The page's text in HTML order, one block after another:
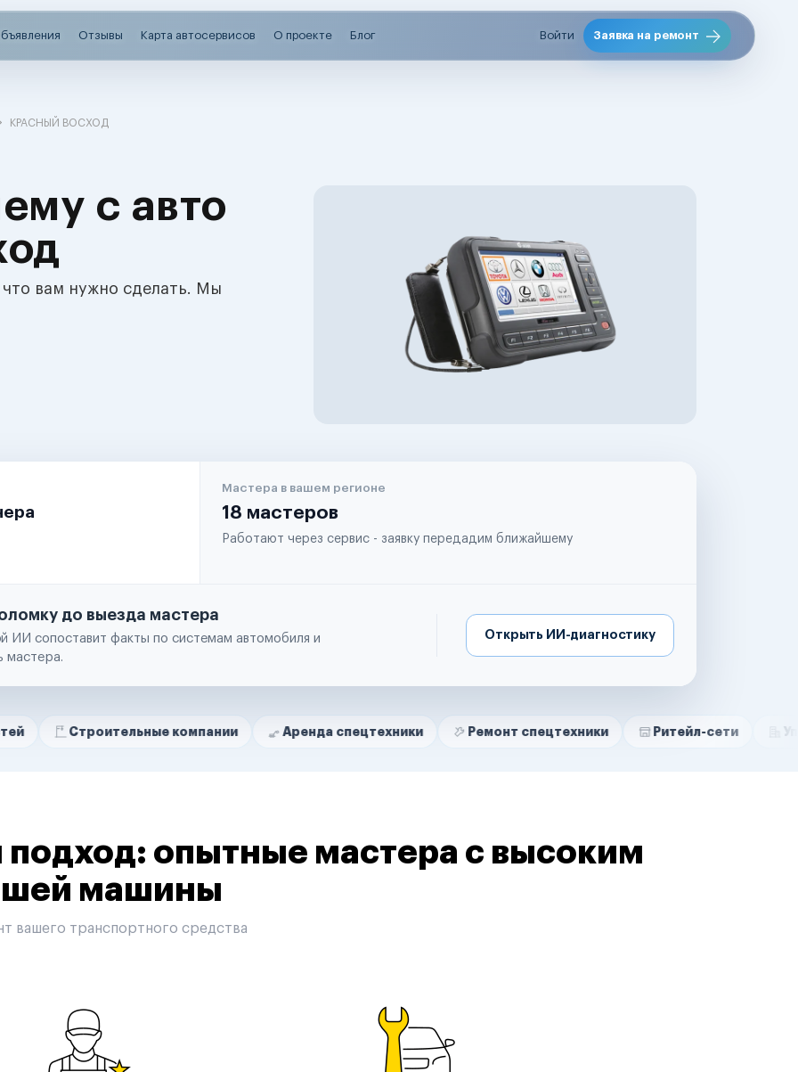
Отзывы Карта автосервисов О проекте Блог Войти Заявка на ремонт
КРАСНЫЙ ВОСХОД
с авто
вам нужно сделать. Мы
Мастера в вашем регионе
18 мастеров
Работают через сервис - заявку передадим ближайшему
до выезда мастера
ИИ сопоставит факты по системам автомобиля и
мастера.
Открыть ИИ-диагностику
компании Аренда спецтехники Ремонт спецтехники Ритейл-сети
опытные мастера с высоким
машины
вашего транспортного средства